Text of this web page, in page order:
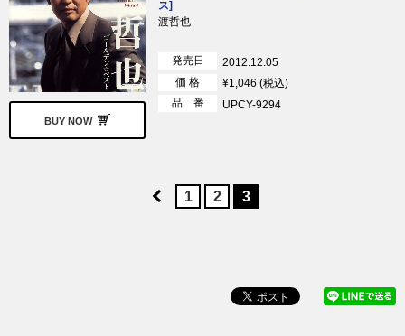
BUY NOW
ス]
渡哲也
発売日
2012.12.05
価 格
¥1,046 (税込)
品 番
UPCY-9294
1 2 3